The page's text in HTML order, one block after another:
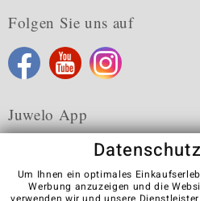
Folgen Sie uns auf
Juwelo App
Um Ihnen ein optimales
Werbung anzuzeigen und die